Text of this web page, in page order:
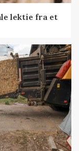
lektie fra et